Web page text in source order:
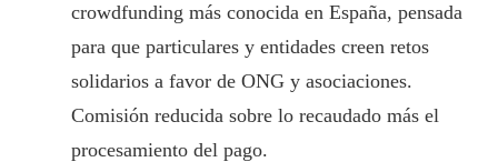
crowdfunding más conocida en España, pensada
para que particulares y entidades creen retos
solidarios a favor de ONG y asociaciones.
Comisión reducida sobre lo recaudado más el
procesamiento del pago.